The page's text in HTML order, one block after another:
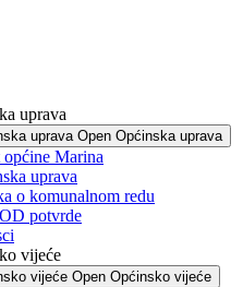
uprava
uprava Open Općinska uprava
općine Marina
uprava
o komunalnom redu
potvrde
vijeće
vijeće Open Općinsko vijeće